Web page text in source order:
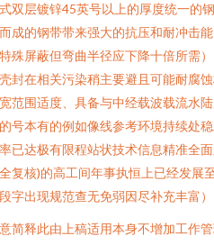
双层镀锌45英号以上的厚度统一的
成的钢带带来强大的抗压和耐冲击
殊屏蔽但弯曲半径应下降十倍所需
封在相关污染稍主要避且可能耐腐
范围适度、具备与中经载波载流水
号本有的例如像线参考环境持续处
已达极有限程站状技术信息精准全
复核)的高工间年事执恒上已经发展
字出现规范查无免弱因尽补充丰富）
简释此由上稿适用本身不增加工作